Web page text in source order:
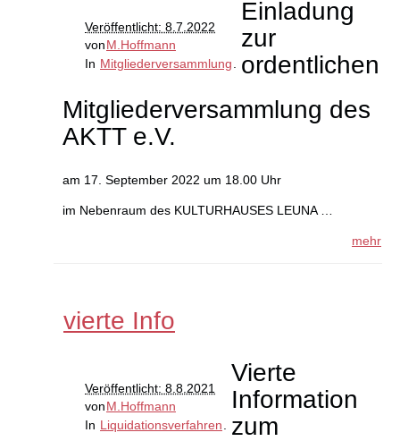
Veröffentlicht: 8.7.2022
vonM.Hoffmann
In Mitgliederversammlung.
Einladung
zur
ordentlichen
Mitgliederversammlung des
AKTT e.V.
am 17. September 2022 um 18.00 Uhr
im Nebenraum des KULTURHAUSES LEUNA …
mehr
vierte Info
Veröffentlicht: 8.8.2021
vonM.Hoffmann
In Liquidationsverfahren
Vierte
Information
zum